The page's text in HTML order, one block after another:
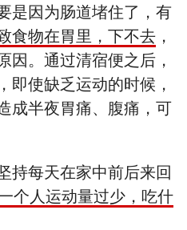
是因为肠道堵住了，有
食物在胃里，下不去，
因。通过清宿便之后，
即使缺乏运动的时候，
成半夜胃痛、腹痛，可
持每天在家中前后来回
个人运动量过少，吃什